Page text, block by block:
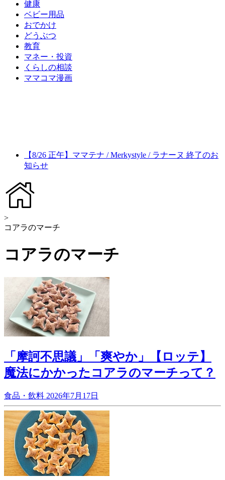
健康
ベビー用品
おでかけ
どうぶつ
教育
マネー・投資
くらしの相談
ママコマ漫画
【8/26 正午】ママテナ / Merkystyle / ラナーヌ 終了のお
知らせ
>
コアラのマーチ
コアラのマーチ
「摩訶不思議」「爽やか」【ロッテ】
魔法にかかったコアラのマーチって？
食品・飲料 2026年7月17日